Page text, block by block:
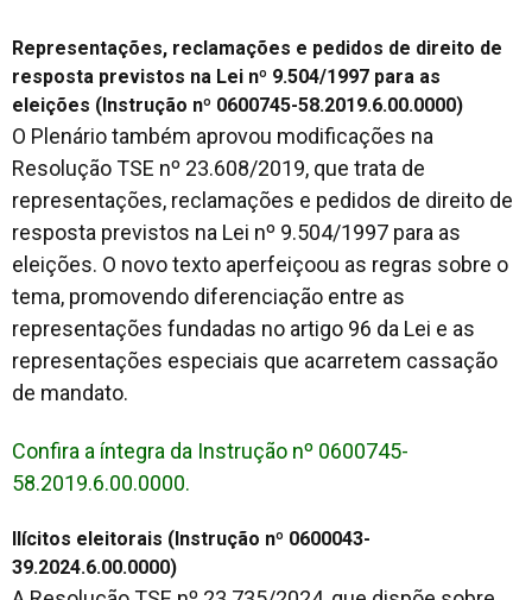
Representações, reclamações e pedidos de direito de
resposta previstos na Lei nº 9.504/1997 para as
eleições (Instrução nº 0600745-58.2019.6.00.0000)
O Plenário também aprovou modificações na
Resolução TSE nº 23.608/2019, que trata de
representações, reclamações e pedidos de direito de
resposta previstos na Lei nº 9.504/1997 para as
eleições. O novo texto aperfeiçoou as regras sobre o
tema, promovendo diferenciação entre as
representações fundadas no artigo 96 da Lei e as
representações especiais que acarretem cassação
de mandato.
Confira a íntegra da Instrução nº 0600745-
58.2019.6.00.0000.
Ilícitos eleitorais (Instrução nº 0600043-
39.2024.6.00.0000)